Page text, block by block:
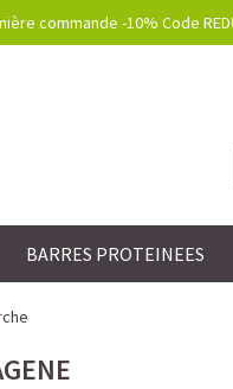
commande -10% Code
BARRES PROTEINEES